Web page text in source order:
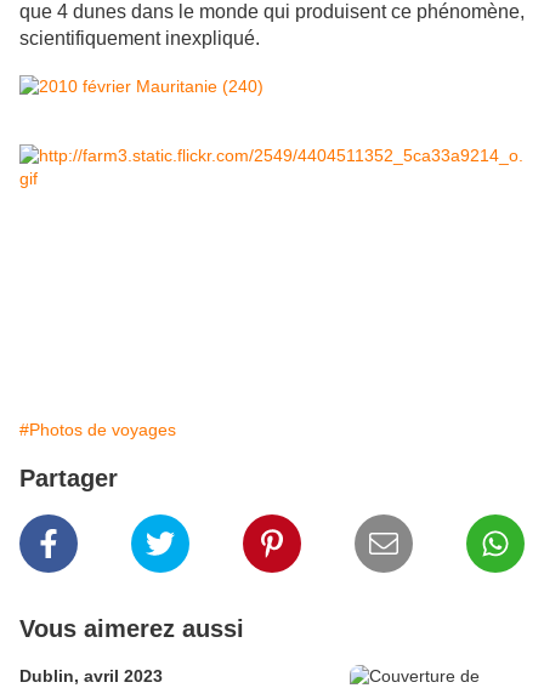
que 4 dunes dans le monde qui produisent ce phénomène,
scientifiquement inexpliqué.
#Photos de voyages
Partager
Vous aimerez aussi
Dublin, avril 2023